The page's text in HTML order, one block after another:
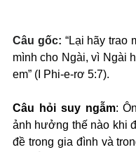
Câu gốc: “Lại hãy trao
mình cho Ngài, vì Ngài
em” (I Phi-e-rơ 5:7).
Câu hỏi suy ngẫm:
ảnh hưởng thế nào khi
đề trong gia đình và